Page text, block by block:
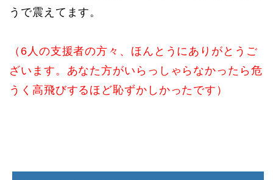
うで震えてます。
（6人の支援者の方々、ほんとうにありがとうご
ざいます。あなた方がいらっしゃらなかったら危
うく高飛びするほど恥ずかしかったです）